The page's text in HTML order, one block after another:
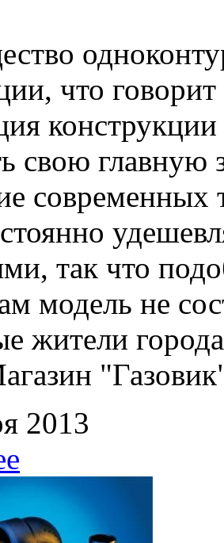
что
свою главную
современных
так что
модель не
жители
2013